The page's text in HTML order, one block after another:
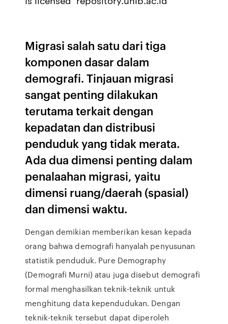
Migrasi salah satu dari tiga
komponen dasar dalam
demografi. Tinjauan migrasi
sangat penting dilakukan
terutama terkait dengan
kepadatan dan distribusi
penduduk yang tidak merata.
Ada dua dimensi penting dalam
penalaahan migrasi, yaitu
dimensi ruang/daerah (spasial)
dan dimensi waktu.
Dengan demikian memberikan kesan kepada
orang bahwa demografi hanyalah penyusunan
statistik penduduk. Pure Demography
(Demografi Murni) atau juga disebut demografi
formal menghasilkan teknik-teknik untuk
menghitung data kependudukan. Dengan
teknik-teknik tersebut dapat diperoleh